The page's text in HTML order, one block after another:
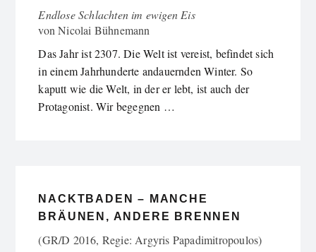
Endlose Schlachten im ewigen Eis
vonNicolai Bühnemann
Das Jahr ist 2307. Die Welt ist vereist, befindet sich
in einem Jahrhunderte andauernden Winter. So
kaputt wie die Welt, in der er lebt, ist auch der
Protagonist. Wir begegnen …
NACKTBADEN – MANCHE
BRÄUNEN, ANDERE BRENNEN
(GR/D 2016, Regie: Argyris Papadimitropoulos)